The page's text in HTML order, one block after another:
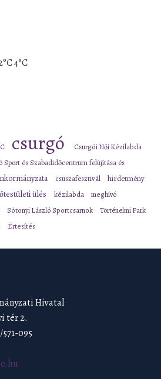
4°C
csurgó
Csurgói Női Kézilabda
Sport és Szabadidőcentrum felújítása és
csuszafesztivál hirdetmény
ülés kézilabda meghívó
Sótonyi László Sportcsarnok
Történelmi Park
Értesítés
Hivatal
tér 2.
095